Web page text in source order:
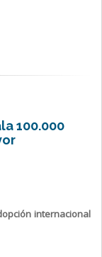
100.000
internacional